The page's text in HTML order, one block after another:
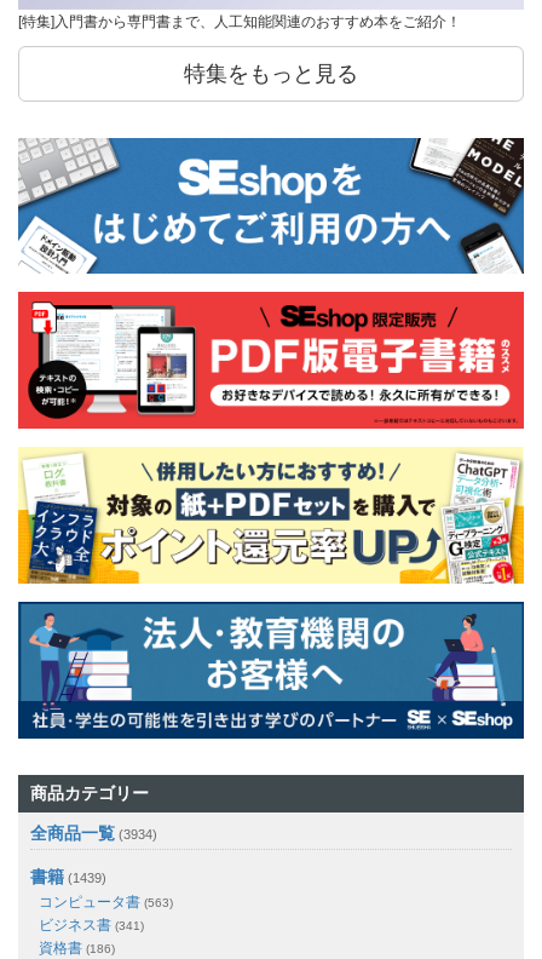
[特集]入門書から専門書まで、人工知能関連のおすすめ本をご紹介！
特集をもっと見る
商品カテゴリー
全商品一覧 (3934)
書籍 (1439)
コンピュータ書 (563)
ビジネス書 (341)
資格書 (186)